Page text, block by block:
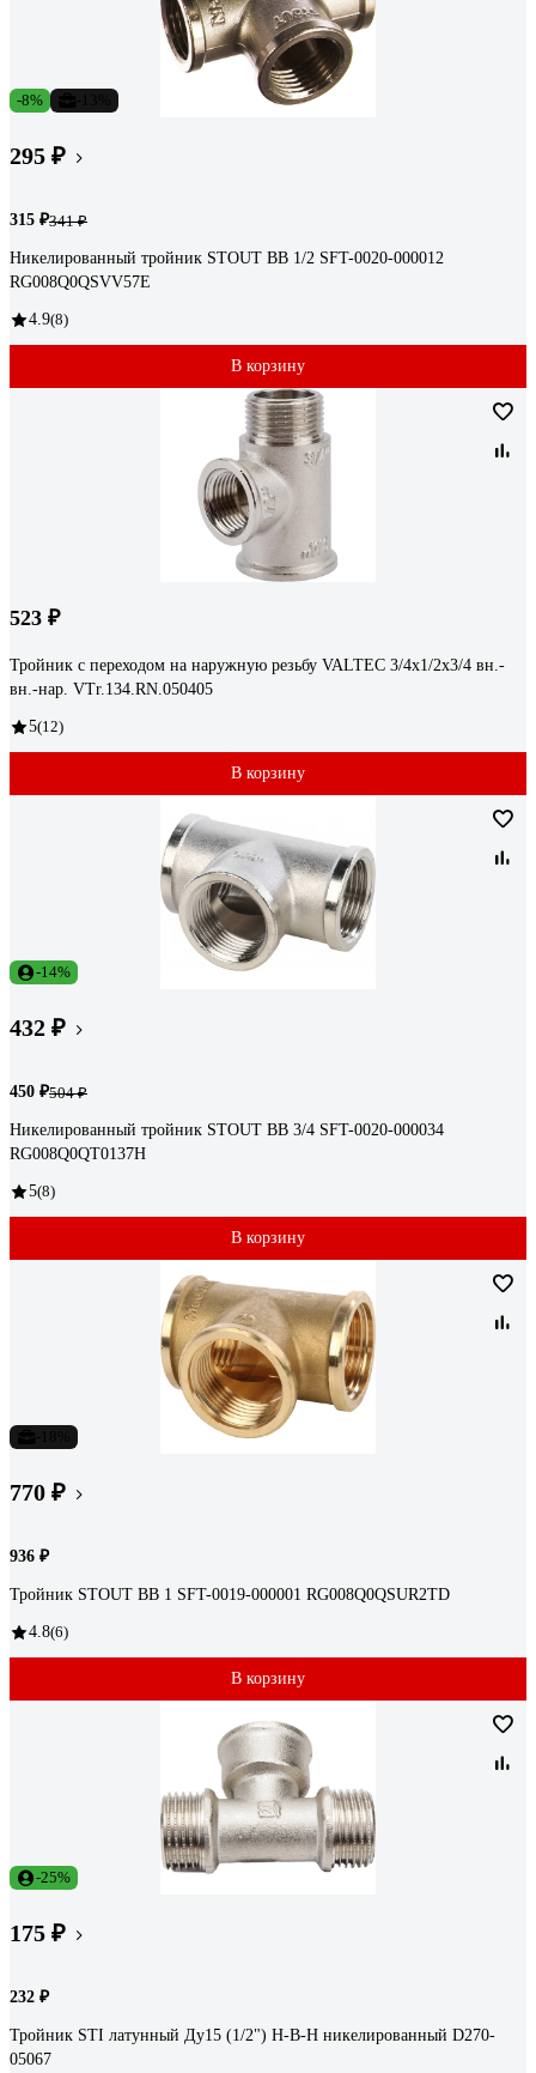
-8%
295 ₽
315 ₽341 ₽
Никелированный тройник STOUT ВВ 1/2 SFT-0020-000012
RG008Q0QSVV57E
4.9(8)
В корзину
523 ₽
Тройник с переходом на наружную резьбу VALTEC 3/4х1/2х3/4 вн.-
вн.-нар. VTr.134.RN.050405
5(12)
В корзину
-14%
432 ₽
450 ₽504 ₽
Никелированный тройник STOUT ВВ 3/4 SFT-0020-000034
RG008Q0QT0137H
5(8)
В корзину
770 ₽
936 ₽
Тройник STOUT ВВ 1 SFT-0019-000001 RG008Q0QSUR2TD
4.8(6)
В корзину
-25%
175 ₽
232 ₽
Тройник STI латунный Ду15 (1/2") Н-В-Н никелированный D270-
05067